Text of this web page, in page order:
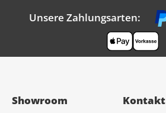
Unsere Zahlungsarten:
Showroom
Kontakt